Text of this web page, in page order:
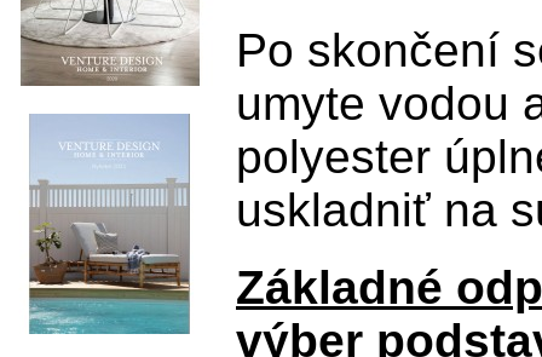
Po skončení
umyte vodou
polyester
uskladniť na
Základné
výber